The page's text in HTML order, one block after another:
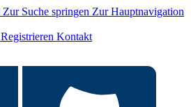
Zur Suche springen Zur Hauptnavigation
Registrieren Kontakt